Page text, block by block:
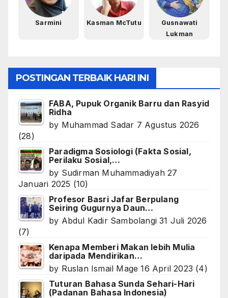
Sarmini Kasman McTutu
Gusnawati
Lukman
POSTINGAN TERBAIK HARI INI
FABA, Pupuk Organik Barru dan Rasyid
Ridha
by Muhammad Sadar 7 Agustus 2026
(28)
Paradigma Sosiologi (Fakta Sosial,
Perilaku Sosial,…
by Sudirman Muhammadiyah 27
Januari 2025 (10)
Profesor Basri Jafar Berpulang
Seiring Gugurnya Daun…
by Abdul Kadir Sambolangi 31 Juli 2026
(7)
Kenapa Memberi Makan lebih Mulia
daripada Mendirikan…
by Ruslan Ismail Mage 16 April 2023 (4)
Tuturan Bahasa Sunda Sehari-Hari
(Padanan Bahasa Indonesia)